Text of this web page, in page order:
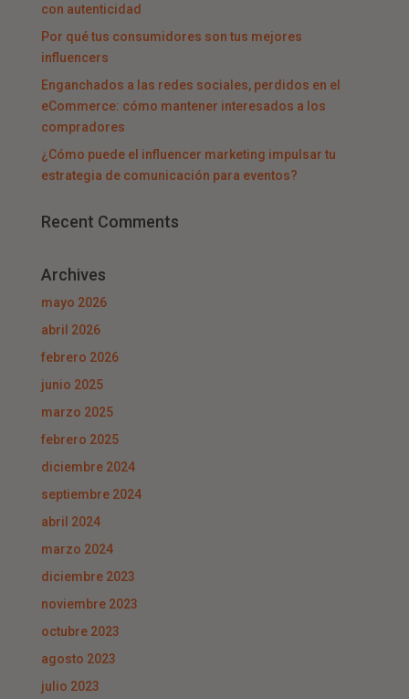
con autenticidad
Por qué tus consumidores son tus mejores
influencers
Enganchados a las redes sociales, perdidos en el
eCommerce: cómo mantener interesados a los
compradores
¿Cómo puede el influencer marketing impulsar tu
estrategia de comunicación para eventos?
Recent Comments
Archives
mayo 2026
abril 2026
febrero 2026
junio 2025
marzo 2025
febrero 2025
diciembre 2024
septiembre 2024
abril 2024
marzo 2024
diciembre 2023
noviembre 2023
octubre 2023
agosto 2023
julio 2023